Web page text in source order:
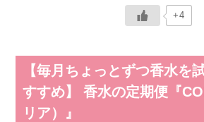
+4
【毎月ちょっとずつ香水を
すすめ】 香水の定期便『
リア）』